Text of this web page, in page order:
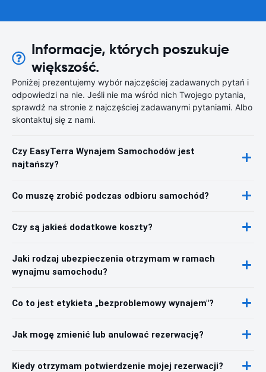
Informacje, których poszukuje
większość.
Poniżej prezentujemy wybór najczęściej zadawanych pytań i
odpowiedzi na nie. Jeśli nie ma wśród nich Twojego pytania,
sprawdź na stronie z najczęściej zadawanymi pytaniami. Albo
skontaktuj się z nami.
Czy EasyTerra Wynajem Samochodów jest
najtańszy?
Co muszę zrobić podczas odbioru samochód?
Czy są jakieś dodatkowe koszty?
Jaki rodzaj ubezpieczenia otrzymam w ramach
wynajmu samochodu?
Co to jest etykieta „bezproblemowy wynajem"?
Jak mogę zmienić lub anulować rezerwację?
Kiedy otrzymam potwierdzenie mojej rezerwacji?